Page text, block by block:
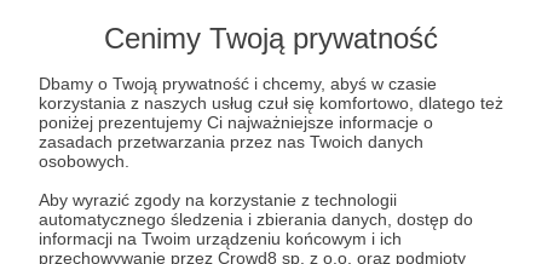
Cenimy Twoją prywatność
Dbamy o Twoją prywatność i chcemy, abyś w czasie
korzystania z naszych usług czuł się komfortowo, dlatego też
poniżej prezentujemy Ci najważniejsze informacje o
zasadach przetwarzania przez nas Twoich danych
osobowych.
Aby wyrazić zgody na korzystanie z technologii
automatycznego śledzenia i zbierania danych, dostęp do
informacji na Twoim urządzeniu końcowym i ich
przechowywanie przez Crowd8 sp. z o.o. oraz podmioty
W tym miejscu powinna być zewnętrzna
treść
Aby zobaczyć treść musisz zmienić ustawienia
polityki prywatności